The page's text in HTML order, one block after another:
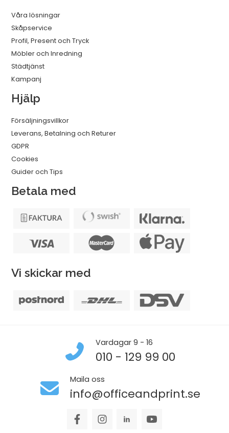
Våra lösningar
Skåpservice
Profil, Present och Tryck
Möbler och Inredning
Städtjänst
Kampanj
Hjälp
Försäljningsvillkor
Leverans, Betalning och Returer
GDPR
Cookies
Guider och Tips
Betala med
Vi skickar med
Vardagar 9 - 16
010 - 129 99 00
Maila oss
info@officeandprint.se